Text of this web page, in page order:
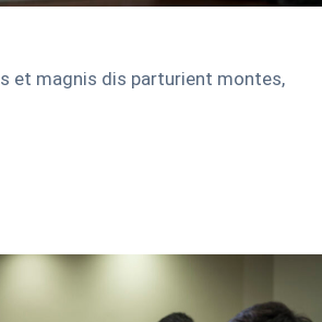
et magnis dis parturient montes,